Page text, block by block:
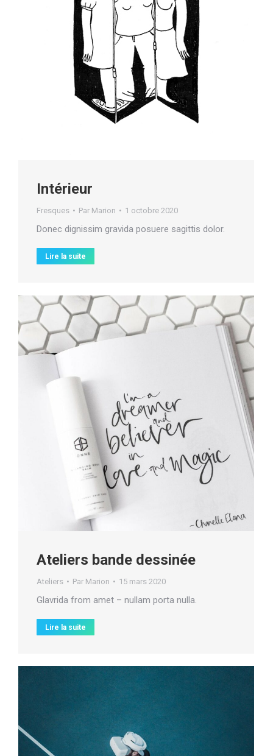
Intérieur
Fresques Par Marion 1 octobre 2020
Donec dignissim gravida posuere sagittis dolor.
Lire la suite
Ateliers bande dessinée
Ateliers Par Marion 15 mars 2020
Glavrida from amet – nullam porta nulla.
Lire la suite